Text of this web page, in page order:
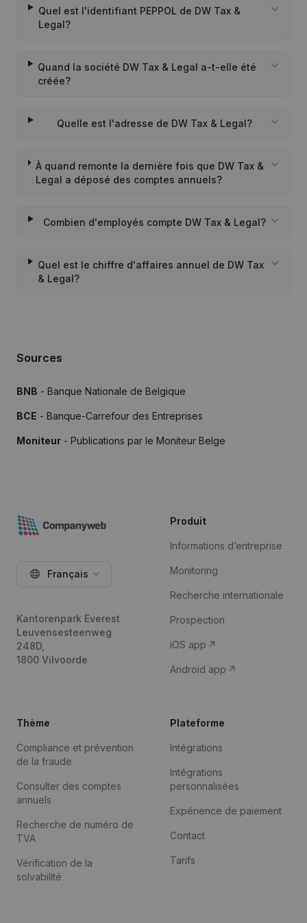
Quel est l'identifiant PEPPOL de DW Tax &
Legal?
Quand la société DW Tax & Legal a-t-elle été
créée?
Quelle est l'adresse de DW Tax & Legal?
À quand remonte la dernière fois que DW Tax &
Legal a déposé des comptes annuels?
Combien d'employés compte DW Tax & Legal?
Quel est le chiffre d'affaires annuel de DW Tax
& Legal?
Sources
BNB - Banque Nationale de Belgique
BCE - Banque-Carrefour des Entreprises
Moniteur - Publications par le Moniteur Belge
Français
Kantorenpark Everest
Leuvensesteenweg
248D,
1800 Vilvoorde
Produit
Informations d’entreprise
Monitoring
Recherche internationale
Prospection
iOS app
Android app
Thème
Compliance et prévention
de la fraude
Consulter des comptes
annuels
Recherche de numéro de
TVA
Vérification de la
solvabilité
Plateforme
Intégrations
Intégrations
personnalisées
Expérience de paiement
Contact
Tarifs